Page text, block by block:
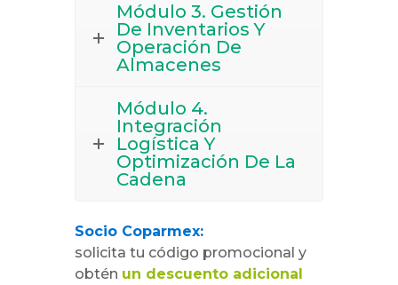
Módulo 3. Gestión
De Inventarios Y
Operación De
Almacenes
Módulo 4.
Integración
Logística Y
Optimización De La
Cadena
Socio Coparmex:
solicita tu código promocional y
obtén un descuento adicional